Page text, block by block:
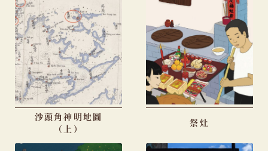
沙頭角神明地圖
（上）
祭灶